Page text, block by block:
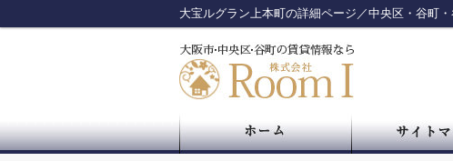
大宝ルグラン上本町の詳細ページ／中央区・谷町